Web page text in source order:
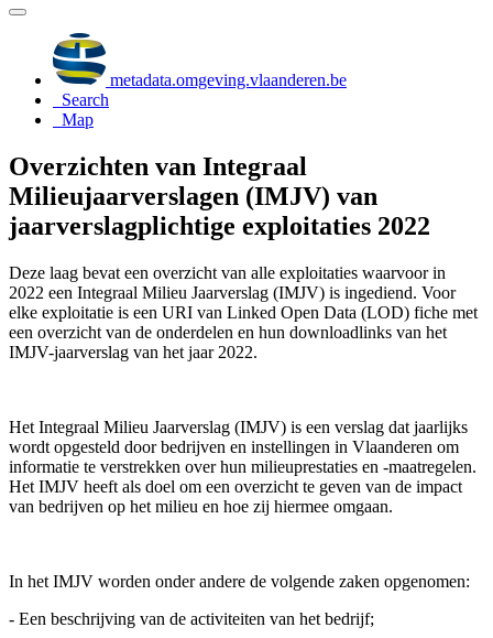
metadata.omgeving.vlaanderen.be
Search
Map
Overzichten van Integraal
Milieujaarverslagen (IMJV) van
jaarverslagplichtige exploitaties 2022
Deze laag bevat een overzicht van alle exploitaties waarvoor in
2022 een Integraal Milieu Jaarverslag (IMJV) is ingediend. Voor
elke exploitatie is een URI van Linked Open Data (LOD) fiche met
een overzicht van de onderdelen en hun downloadlinks van het
IMJV-jaarverslag van het jaar 2022.
Het Integraal Milieu Jaarverslag (IMJV) is een verslag dat jaarlijks
wordt opgesteld door bedrijven en instellingen in Vlaanderen om
informatie te verstrekken over hun milieuprestaties en -maatregelen.
Het IMJV heeft als doel om een overzicht te geven van de impact
van bedrijven op het milieu en hoe zij hiermee omgaan.
In het IMJV worden onder andere de volgende zaken opgenomen:
- Een beschrijving van de activiteiten van het bedrijf;